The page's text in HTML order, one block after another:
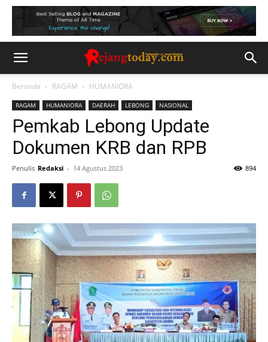
Beranda RAGAM HUMANIORA
RAGAM HUMANIORA DAERAH LEBONG NASIONAL
Pemkab Lebong Update
Dokumen KRB dan RPB
Penulis Redaksi - 14 Agustus 2023 894